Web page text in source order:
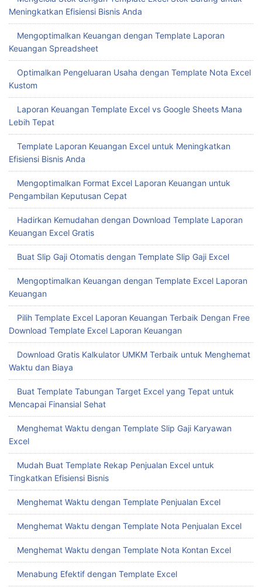
Meningkatkan Efisiensi Bisnis Anda
Mengoptimalkan Keuangan dengan Template Laporan
Keuangan Spreadsheet
Optimalkan Pengeluaran Usaha dengan Template Nota Excel
Kustom
Laporan Keuangan Template Excel vs Google Sheets Mana
Lebih Tepat
Template Laporan Keuangan Excel untuk Meningkatkan
Efisiensi Bisnis Anda
Mengoptimalkan Format Excel Laporan Keuangan untuk
Pengambilan Keputusan Cepat
Hadirkan Kemudahan dengan Download Template Laporan
Keuangan Excel Gratis
Buat Slip Gaji Otomatis dengan Template Slip Gaji Excel
Mengoptimalkan Keuangan dengan Template Excel Laporan
Keuangan
Pilih Template Excel Laporan Keuangan Terbaik Dengan Free
Download Template Excel Laporan Keuangan
Download Gratis Kalkulator UMKM Terbaik untuk Menghemat
Waktu dan Biaya
Buat Template Tabungan Target Excel yang Tepat untuk
Mencapai Finansial Sehat
Menghemat Waktu dengan Template Slip Gaji Karyawan
Excel
Mudah Buat Template Rekap Penjualan Excel untuk
Tingkatkan Efisiensi Bisnis
Menghemat Waktu dengan Template Penjualan Excel
Menghemat Waktu dengan Template Nota Penjualan Excel
Menghemat Waktu dengan Template Nota Kontan Excel
Menabung Efektif dengan Template Excel